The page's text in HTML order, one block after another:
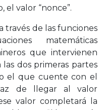
valor “nonce”.
través de las funciones
matemáticas
que intervienen
dos primeras partes
el que cuente con el
de llegar al valor
valor completará la